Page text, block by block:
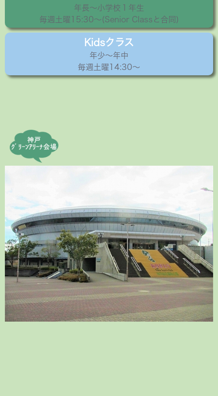
年長〜小学校１年生
毎週土曜15:30～(Senior Classと合同)
Kidsクラス
年少〜年中
毎週土曜14:30～